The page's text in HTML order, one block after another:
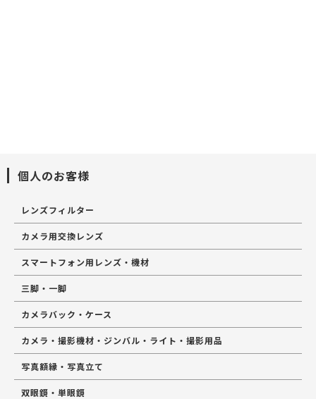
個人のお客様
レンズフィルター
カメラ用交換レンズ
スマートフォン用レンズ・機材
三脚・一脚
カメラバック・ケース
カメラ・撮影機材・ジンバル・ライト・撮影用品
写真額縁・写真立て
双眼鏡・単眼鏡